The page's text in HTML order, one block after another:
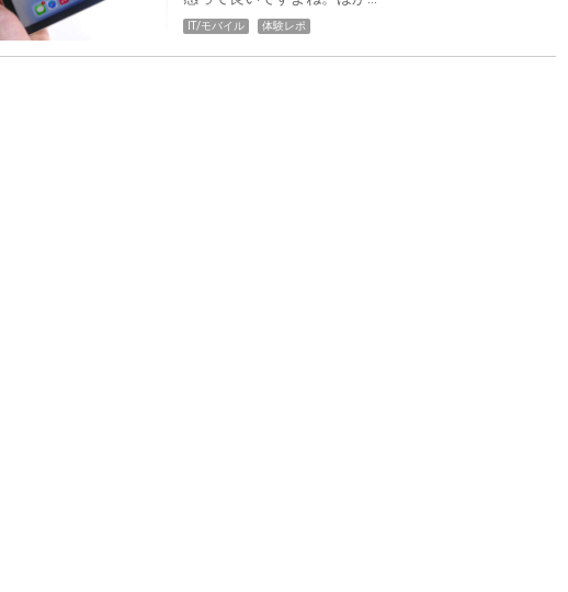
IT/モバイル 体験レポ